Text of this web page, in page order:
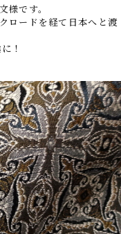
様です。
ロードを経て日本へと渡
！